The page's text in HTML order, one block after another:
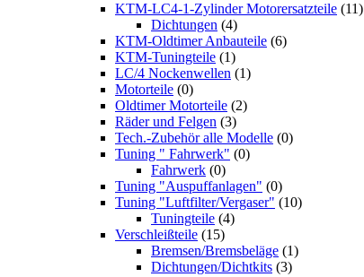
KTM-LC4-1-Zylinder Motorersatzteile (11)
Dichtungen (4)
KTM-Oldtimer Anbauteile (6)
KTM-Tuningteile (1)
LC/4 Nockenwellen (1)
Motorteile (0)
Oldtimer Motorteile (2)
Räder und Felgen (3)
Tech.-Zubehör alle Modelle (0)
Tuning " Fahrwerk" (0)
Fahrwerk (0)
Tuning "Auspuffanlagen" (0)
Tuning "Luftfilter/Vergaser" (10)
Tuningteile (4)
Verschleißteile (15)
Bremsen/Bremsbeläge (1)
Dichtungen/Dichtkits (3)